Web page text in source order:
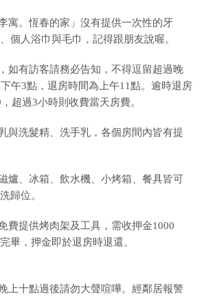
寓。恆春的家」沒有提供一次性的牙
個人浴巾與毛巾，記得跟朋友說喔。
如有訪客請務必告知，不得逗留超過晚
下午3點，退房時間為上午11點。逾時退房
超過3小時則收費當天房費。
與洗髮精、洗手乳，各個房間內皆有提
爐、冰箱、飲水機、小烤箱、餐具皆可
歸位。
費提供烤肉架及工具，需收押金1000
畢，押金即於退房時退還。
上十點過後請勿大聲喧嘩。經鄰居報警